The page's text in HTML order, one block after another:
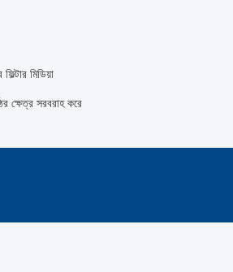
মিডিয়া
ক্ষেত্র সরবরাহ করে